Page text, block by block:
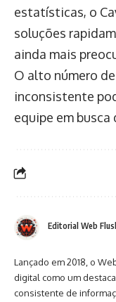
estatísticas, o
soluções
ainda mais
O alto número
inconsistente
equipe em busca
Editorial Web
Lançado em 2018, o
digital como um
consistente de